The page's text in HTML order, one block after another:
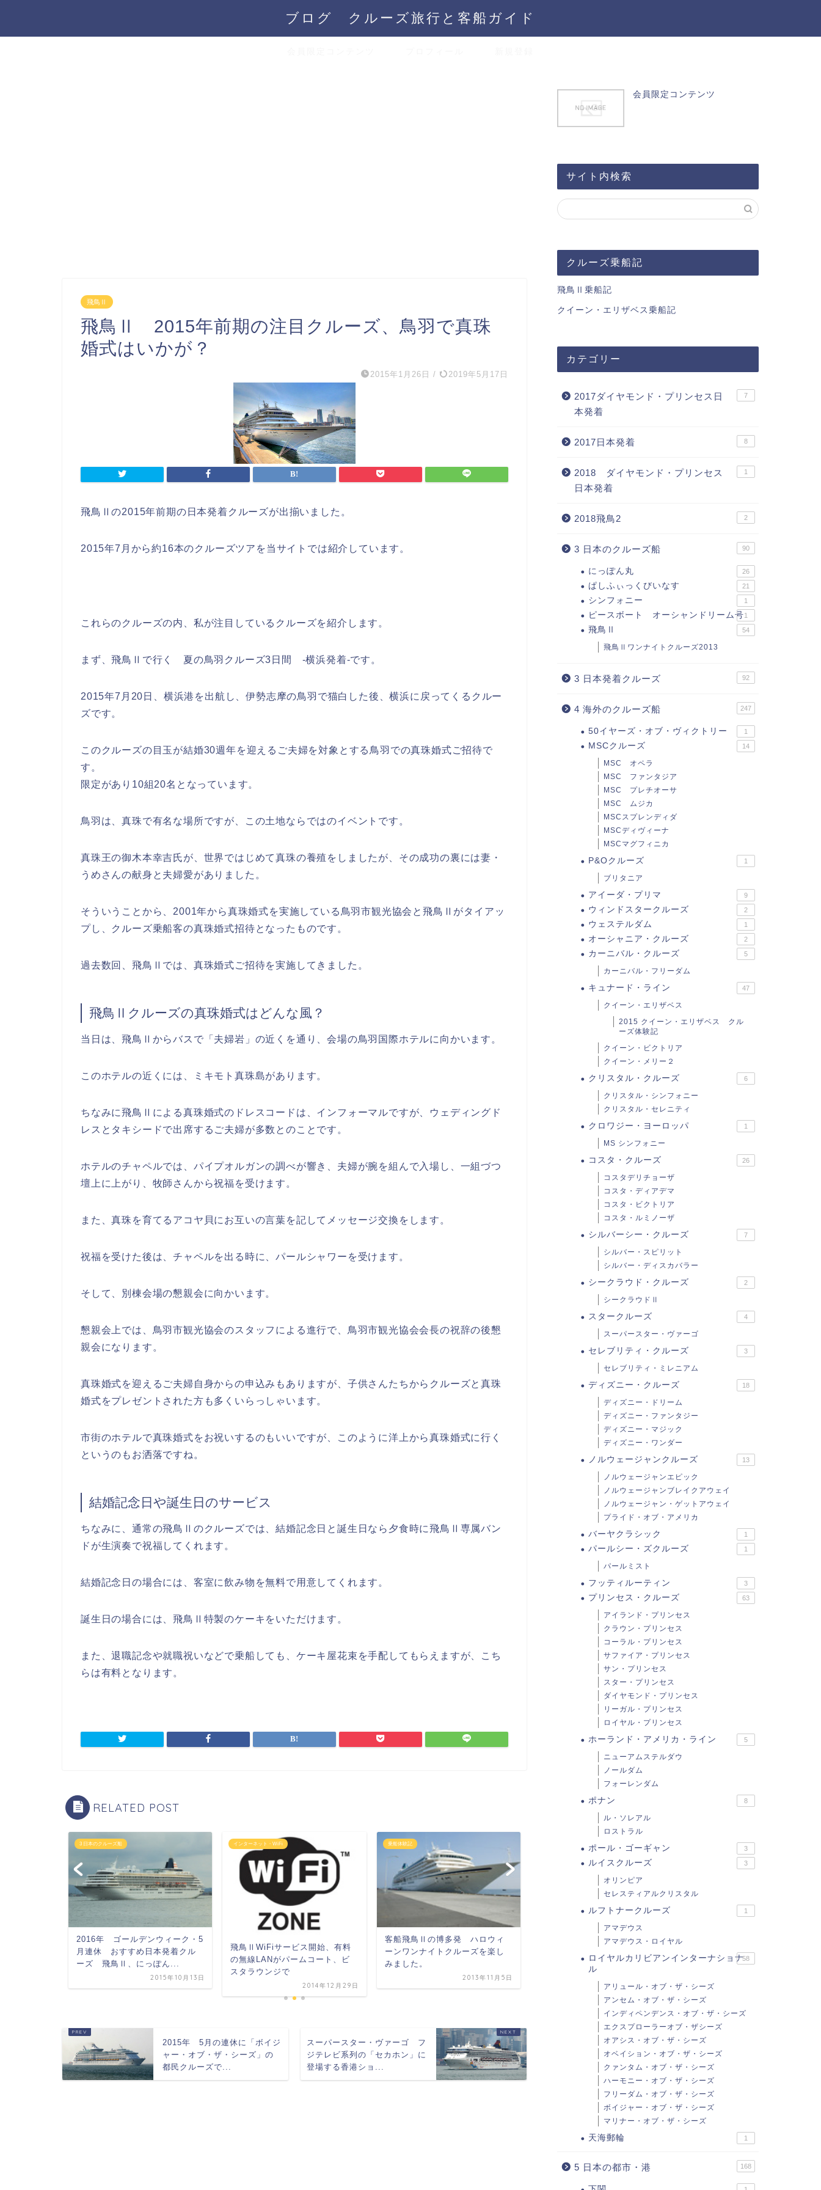
ブログ クルーズ旅行と客船ガイド
飛鳥Ⅱ
飛鳥Ⅱ 2015年前期の注目クルーズ、鳥羽で真珠
婚式はいかが？
2015年1月26日 / 2019年5月17日
飛鳥Ⅱの2015年前期の日本発着クルーズが出揃いました。
2015年7月から約16本のクルーズツアを当サイトでは紹介しています。
これらのクルーズの内、私が注目しているクルーズを紹介します。
まず、飛鳥Ⅱで行く 夏の鳥羽クルーズ3日間 -横浜発着-です。
2015年7月20日、横浜港を出航し、伊勢志摩の鳥羽で猫白した後、横浜に戻ってくるクルー
ズです。
このクルーズの目玉が結婚30週年を迎えるご夫婦を対象とする鳥羽での真珠婚式ご招待で
す。
限定があり10組20名となっています。
鳥羽は、真珠で有名な場所ですが、この土地ならではのイベントです。
真珠王の御木本幸吉氏が、世界ではじめて真珠の養殖をしましたが、その成功の裏には妻・
うめさんの献身と夫婦愛がありました。
そういうことから、2001年から真珠婚式を実施している鳥羽市観光協会と飛鳥Ⅱがタイアッ
プし、クルーズ乗船客の真珠婚式招待となったものです。
過去数回、飛鳥Ⅱでは、真珠婚式ご招待を実施してきました。
飛鳥Ⅱクルーズの真珠婚式はどんな風？
当日は、飛鳥Ⅱからバスで「夫婦岩」の近くを通り、会場の鳥羽国際ホテルに向かいます。
このホテルの近くには、ミキモト真珠島があります。
ちなみに飛鳥Ⅱによる真珠婚式のドレスコードは、インフォーマルですが、ウェディングド
レスとタキシードで出席するご夫婦が多数とのことです。
ホテルのチャペルでは、パイプオルガンの調べが響き、夫婦が腕を組んで入場し、一組づつ
壇上に上がり、牧師さんから祝福を受けます。
また、真珠を育てるアコヤ貝にお互いの言葉を記してメッセージ交換をします。
祝福を受けた後は、チャペルを出る時に、パールシャワーを受けます。
そして、別棟会場の懇親会に向かいます。
懇親会上では、鳥羽市観光協会のスタッフによる進行で、鳥羽市観光協会会長の祝辞の後懇
親会になります。
真珠婚式を迎えるご夫婦自身からの申込みもありますが、子供さんたちからクルーズと真珠
婚式をプレゼントされた方も多くいらっしゃいます。
市街のホテルで真珠婚式をお祝いするのもいいですが、このように洋上から真珠婚式に行く
というのもお洒落ですね。
結婚記念日や誕生日のサービス
ちなみに、通常の飛鳥Ⅱのクルーズでは、結婚記念日と誕生日なら夕食時に飛鳥Ⅱ専属バン
ドが生演奏で祝福してくれます。
結婚記念日の場合には、客室に飲み物を無料で用意してくれます。
誕生日の場合には、飛鳥Ⅱ特製のケーキをいただけます。
また、退職記念や就職祝いなどで乗船しても、ケーキ屋花束を手配してもらえますが、こち
らは有料となります。
RELATED POST
3 日本のクルーズ船
2016年 ゴールデンウィーク・5
月連休 おすすめ日本発着クル
ーズ 飛鳥Ⅱ、にっぽん...
2015年10月13日
インターネット・WiFi
飛鳥ⅡWiFiサービス開始、有料
の無線LANがパームコート、ビ
スタラウンジで
2014年12月29日
乗船体験記
客船飛鳥Ⅱの博多発 ハロウィ
ーンワンナイトクルーズを楽し
みました。
2013年11月5日
2016年 ゴールデンウィーク・5
ーズ 飛鳥Ⅱ、にっぽん...
インターネット・WiFi
の無線LANがパームコート、ビ
2015年 5月の連休に「ボイジ
ャー・オブ・ザ・シーズ」の
都民クルーズで...
スーパースター・ヴァーゴ フ
ジテレビ系列の「セカホン」に
登場する香港ショ...
会員限定コンテンツ
サイト内検索
クルーズ乗船記
飛鳥Ⅱ乗船記
クイーン・エリザベス乗船記
カテゴリー
2017ダイヤモンド・プリンセス日
本発着
7
2017日本発着 8
2018 ダイヤモンド・プリンセス
日本発着
1
2018飛鳥2 2
3 日本のクルーズ船 90
にっぽん丸 26
ぱしふぃっくびいなす 21
シンフォニー 1
ピースボート オーシャンドリーム号1
飛鳥Ⅱ 54
飛鳥Ⅱワンナイトクルーズ2013
3 日本発着クルーズ 92
4 海外のクルーズ船 247
50イヤーズ・オブ・ヴィクトリー 1
MSCクルーズ 14
MSC オペラ
MSC ファンタジア
MSC プレチオーサ
MSC ムジカ
MSCスプレンディダ
MSCディヴィーナ
MSCマグフィニカ
P&Oクルーズ 1
ブリタニア
アイーダ・プリマ 9
ウィンドスタークルーズ 2
ウェステルダム 1
オーシャニア・クルーズ 2
カーニバル・クルーズ 5
カーニバル・フリーダム
キュナード・ライン 47
クイーン・エリザベス
2015 クイーン・エリザベス クル
ーズ体験記
クイーン・ビクトリア
クイーン・メリー２
クリスタル・クルーズ 6
クリスタル・シンフォニー
クリスタル・セレニティ
クロワジー・ヨーロッパ 1
MS シンフォニー
コスタ・クルーズ 26
コスタデリチョーザ
コスタ・ディアデマ
コスタ・ビクトリア
コスタ・ルミノーザ
シルバーシー・クルーズ 7
シルバー・スピリット
シルバー・ディスカバラー
シークラウド・クルーズ 2
シークラウドⅡ
スタークルーズ 4
スーパースター・ヴァーゴ
セレブリティ・クルーズ 3
セレブリティ・ミレニアム
ディズニー・クルーズ 18
ディズニー・ドリーム
ディズニー・ファンタジー
ディズニー・マジック
ディズニー・ワンダー
ノルウェージャンクルーズ 13
ノルウェージャンエピック
ノルウェージャンブレイクアウェイ
ノルウェージャン・ゲットアウェイ
プライド・オブ・アメリカ
バーヤクラシック 1
パールシー・ズクルーズ 1
パールミスト
フッティルーティン 3
プリンセス・クルーズ 63
アイランド・プリンセス
クラウン・プリンセス
コーラル・プリンセス
サファイア・プリンセス
サン・プリンセス
スター・プリンセス
ダイヤモンド・プリンセス
リーガル・プリンセス
ロイヤル・プリンセス
ホーランド・アメリカ・ライン 5
ニューアムステルダウ
ノールダム
フォーレンダム
ポナン 8
ル・ソレアル
ロストラル
ポール・ゴーギャン 3
ルイスクルーズ 3
オリンピア
セレスティアルクリスタル
ルフトナークルーズ 1
アマデウス
アマデウス・ロイヤル
ロイヤルカリビアンインターナショナ
ル
58
アリュール・オブ・ザ・シーズ
アンセム・オブ・ザ・シーズ
インディペンデンス・オブ・ザ・シーズ
エクスプローラーオブ・ザシーズ
オアシス・オブ・ザ・シーズ
オベイション・オブ・ザ・シーズ
クァンタム・オブ・ザ・シーズ
ハーモニー・オブ・ザ・シーズ
フリーダム・オブ・ザ・シーズ
ボイジャー・オブ・ザ・シーズ
マリナー・オブ・ザ・シーズ
天海郵輪 1
5 日本の都市・港 168